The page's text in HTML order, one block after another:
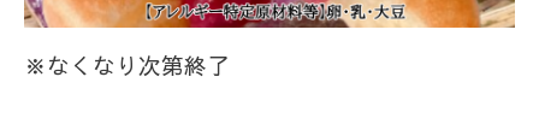
※なくなり次第終了